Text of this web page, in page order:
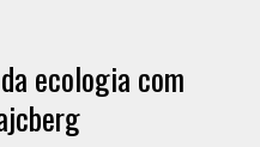
ecologia com